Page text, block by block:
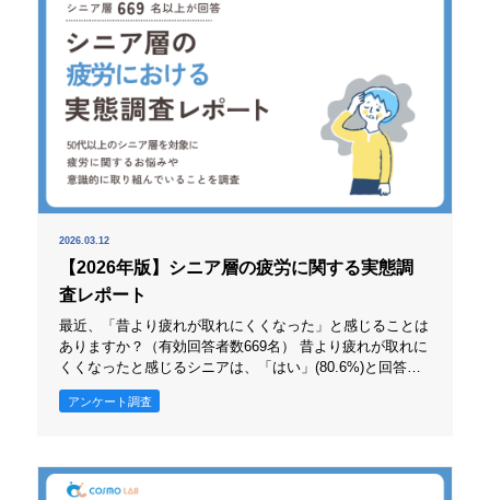
2026.03.12
【2026年版】シニア層の疲労に関する実態調
査レポート
最近、「昔より疲れが取れにくくなった」と感じることは
ありますか？（有効回答者数669名） 昔より疲れが取れに
くくなったと感じるシニアは、「はい」(80.6%)と回答し
た層が「いいえ」(19.4%)を大きく上回りました。このよ
うな結果から、多くのシニアが、以前よりも疲れから回復
も影
アンケート調査